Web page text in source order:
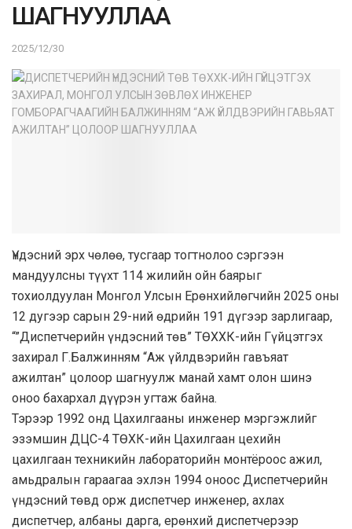
ШАГНУУЛЛАА
2025/12/30
Үндэсний эрх чөлөө, тусгаар тогтнолоо сэргээн
мандуулсны түүхт 114 жилийн ойн баярыг
тохиолдуулан Монгол Улсын Ерөнхийлөгчийн 2025 оны
12 дугээр сарын 29-ний өдрийн 191 дүгээр зарлигаар,
“”Диспетчерийн үндэсний төв” ТӨХХК-ийн Гүйцэтгэх
захирал Г.Балжинням “Аж үйлдвэрийн гавъяат
ажилтан” цолоор шагнуулж манай хамт олон шинэ
оноо бахархал дүүрэн угтаж байна.
Тэрээр 1992 онд Цахилгааны инженер мэргэжлийг
эзэмшин ДЦС-4 ТӨХК-ийн Цахилгаан цехийн
цахилгаан техникийн лабораторийн монтёроос ажил,
амьдралын гараагаа эхлэн 1994 оноос Диспетчерийн
үндэсний төвд орж диспетчер инженер, ахлах
диспетчер, албаны дарга, ерөнхий диспетчерээр